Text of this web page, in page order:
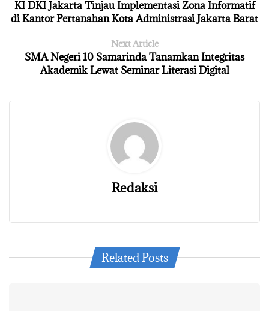
KI DKI Jakarta Tinjau Implementasi Zona Informatif
di Kantor Pertanahan Kota Administrasi Jakarta Barat
Next Article
SMA Negeri 10 Samarinda Tanamkan Integritas
Akademik Lewat Seminar Literasi Digital
Redaksi
Related Posts